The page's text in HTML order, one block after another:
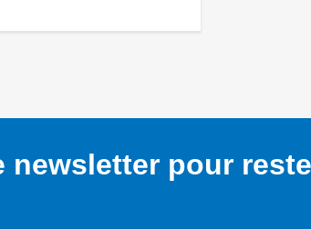
newsletter pour